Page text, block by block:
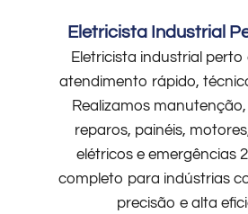
Eletricista Industrial
Eletricista industrial perto
atendimento rápido,
Realizamos
reparos, painéis,
elétricos e emergências
completo para indústrias
precisão e alta